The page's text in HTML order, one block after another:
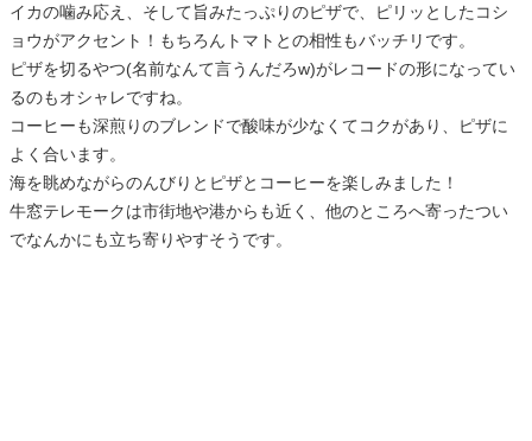
イカの噛み応え、そして旨みたっぷりのピザで、ピリッとしたコシ
ョウがアクセント！もちろんトマトとの相性もバッチリです。
ピザを切るやつ(名前なんて言うんだろw)がレコードの形になってい
るのもオシャレですね。
コーヒーも深煎りのブレンドで酸味が少なくてコクがあり、ピザに
よく合います。
海を眺めながらのんびりとピザとコーヒーを楽しみました！
牛窓テレモークは市街地や港からも近く、他のところへ寄ったつい
でなんかにも立ち寄りやすそうです。